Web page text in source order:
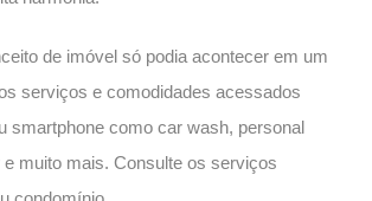
de imóvel só podia acontecer em um
serviços e comodidades acessados
smartphone como car wash, personal
muito mais. Consulte os serviços